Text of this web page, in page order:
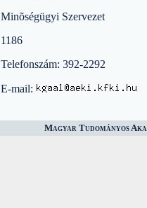
Minõségügyi Szervezet
1186
Telefonszám: 392-2292
E-mail:
Magyar Tudományos